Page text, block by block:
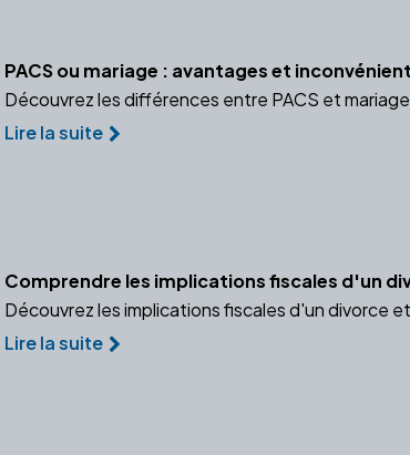
PACS ou mariage : avantages et
Découvrez les différences entre PACS et
Lire la suite
Comprendre les implications fiscales d'un
Découvrez les implications fiscales d'un divorce
Lire la suite